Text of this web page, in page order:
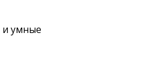
и умные